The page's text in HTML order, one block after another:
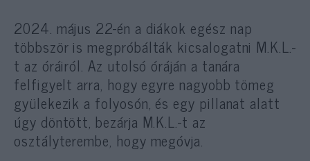
2024. május 22-én a diákok egész nap
többször is megpróbálták kicsalogatni M.K.L.-
t az óráiról. Az utolsó óráján a tanára
felfigyelt arra, hogy egyre nagyobb tömeg
gyülekezik a folyosón, és egy pillanat alatt
úgy döntött, bezárja M.K.L.-t az
osztályterembe, hogy megóvja.